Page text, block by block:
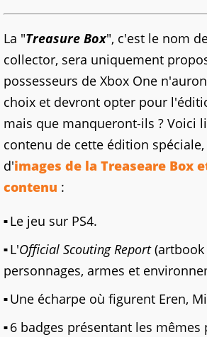
La "Treasure Box", c'est le nom
collector, sera uniquement
possesseurs de Xbox One
choix et devront opter pour
mais que manqueront-ils ? Voici
contenu de cette édition
d'images de la Treaseare Box
contenu :
Le jeu sur PS4.
L'Official Scouting Report(artbook
personnages, armes et
Une écharpe où figurent Eren,
6 badges présentant les mêmes